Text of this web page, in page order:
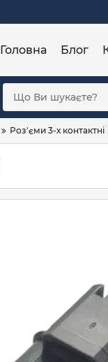
Головна Блог
Роз'єми 3-х контактні